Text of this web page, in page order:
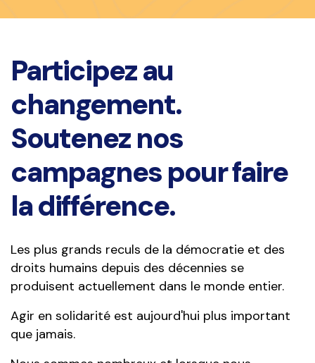
Participez au
changement.
Soutenez nos
campagnes pour faire
la différence.
Les plus grands reculs de la démocratie et des
droits humains depuis des décennies se
produisent actuellement dans le monde entier.
Agir en solidarité est aujourd'hui plus important
que jamais.